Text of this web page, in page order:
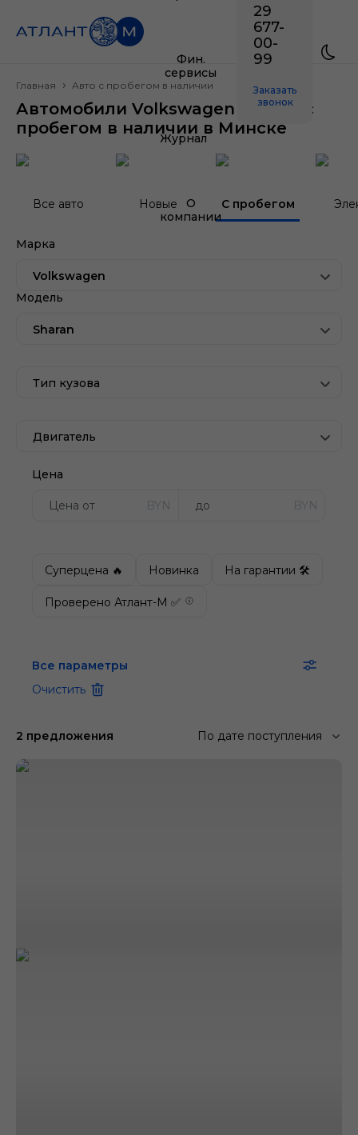
Фин.
сервисы
Журнал
О
компании
29
677-
00-
99
Заказать
звонок
Главная Авто с пробегом в наличии
Автомобили Volkswagen Sharan с
пробегом в наличии в Минске
Все авто Новые С пробегом
Марка
Volkswagen
Модель
Sharan
Тип кузова
Двигатель
Цена
BYN BYN
Суперцена 🔥 Новинка На гарантии 🛠
Проверено Атлант-М ✅
Все параметры
Очистить
2 предложения По дате поступления